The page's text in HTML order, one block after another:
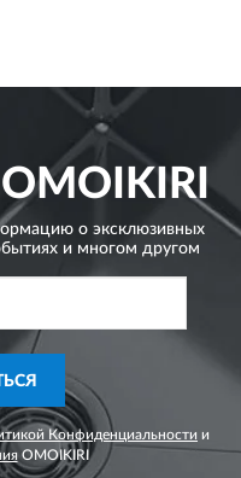
о эксклюзивных
и многом другом
Конфиденциальности и
OMOIKIRI